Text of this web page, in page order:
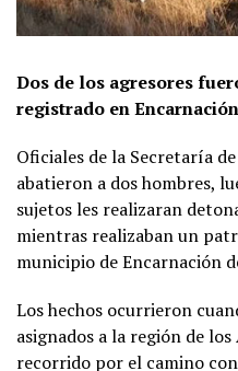
Dos de los agresores
registrado en
Oficiales de la Secretaría
abatieron a dos hombres,
sujetos les realizaran
mientras realizaban un
municipio de Encarnación
Los hechos ocurrieron
asignados a la región de
recorrido por el camino